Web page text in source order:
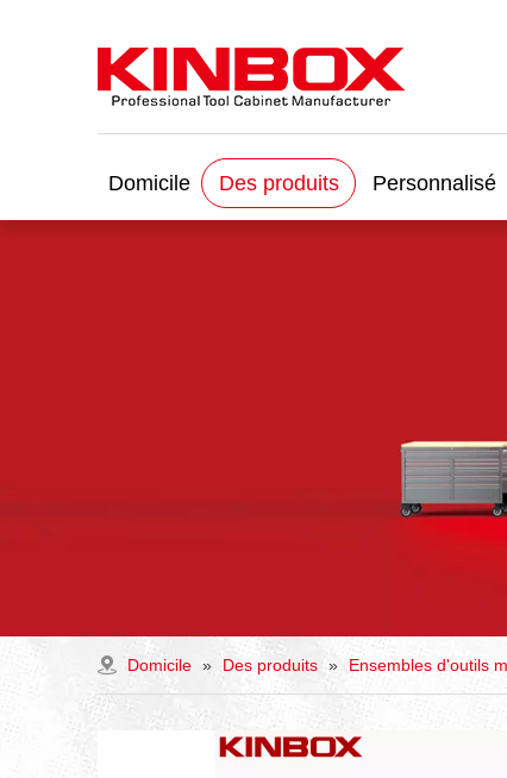
Domicile Des produits Personnalisé
Domicile » Des produits » Ensembles d'outils